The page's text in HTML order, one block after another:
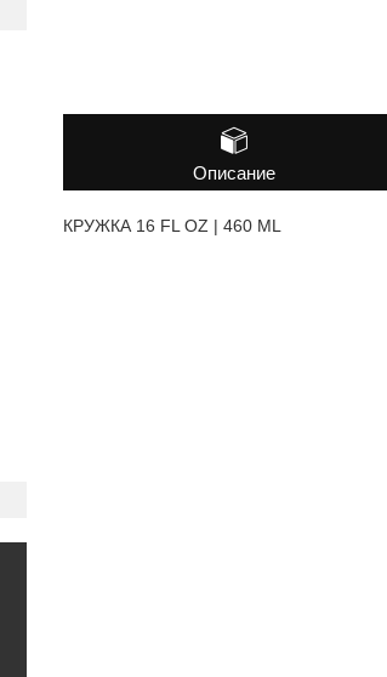
Описание
КРУЖКА 16 FL OZ | 460 ML